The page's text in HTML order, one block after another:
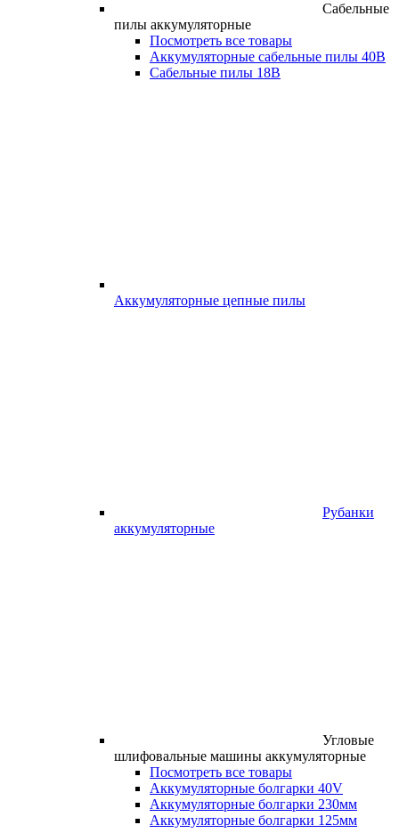
Сабельные
пилы аккумуляторные
Посмотреть все товары
Аккумуляторные сабельные пилы 40В
Сабельные пилы 18В
Аккумуляторные цепные пилы
Рубанки
аккумуляторные
Угловые
шлифовальные машины аккумуляторные
Посмотреть все товары
Аккумуляторные болгарки 40V
Аккумуляторные болгарки 230мм
Аккумуляторные болгарки 125мм